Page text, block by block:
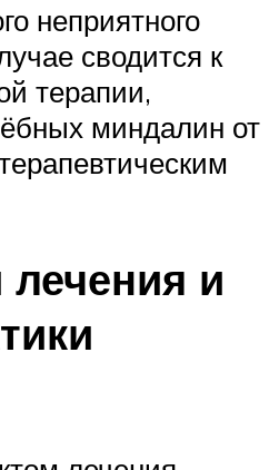
неприятного
сводится к
терапии,
миндалин от
лечения и